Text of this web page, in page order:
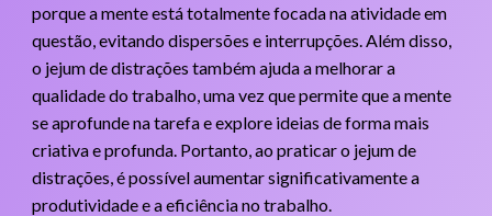
porque a mente está totalmente focada na atividade em
questão, evitando dispersões e interrupções. Além disso,
o jejum de distrações também ajuda a melhorar a
qualidade do trabalho, uma vez que permite que a mente
se aprofunde na tarefa e explore ideias de forma mais
criativa e profunda. Portanto, ao praticar o jejum de
distrações, é possível aumentar significativamente a
produtividade e a eficiência no trabalho.